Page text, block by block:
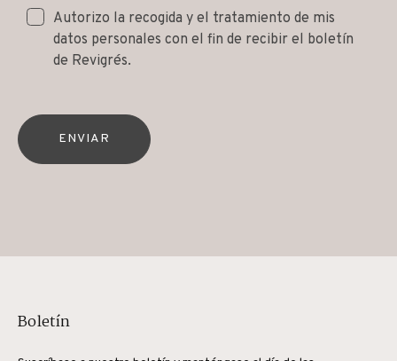
Autorizo la recogida y el tratamiento de mis
datos personales con el fin de recibir el boletín
de Revigrés.
ENVIAR
Boletín